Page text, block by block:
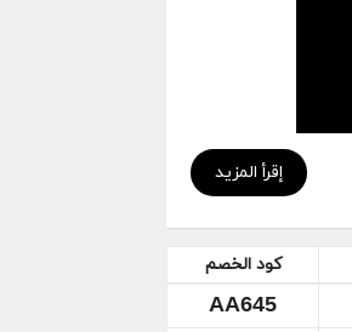
إقرأ المزيد
كود الخصم
AA645